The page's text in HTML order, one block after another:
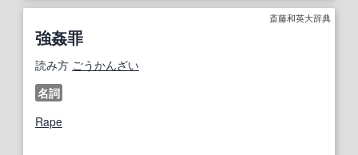
斎藤和英大辞典
強姦罪
読み方 ごうかんざい
名詞
Rape